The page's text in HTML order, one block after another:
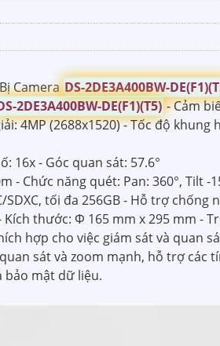
CameraDS-2DE3A400BW-
2DE3A400BW-DE(F1)(T5)- Cảm
4MP (2688x1520) - Tốc độ khung
16x - Góc quan sát: 57.6°
- Chức năng quét: Pan: 360°, Tilt -
tối đa 256GB - Hỗ trợ chống
Kích thước: Φ 165 mm x 295 mm -
hợp cho việc giám sát và quan
sát và zoom mạnh, hỗ trợ các
bảo mật dữ liệu.